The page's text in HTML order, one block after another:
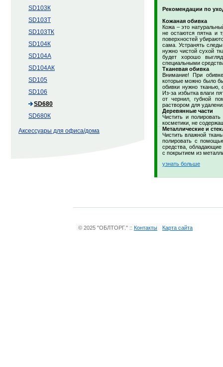
SD103К
SD103Т
SD103ТК
SD104К
SD104А
SD104АК
SD105
SD106
SD680
SD680К
Аксессуары для офиса/дома
Рекомендации по
Кожаная обивка
Кожа – это
не остаются пятна и
поверхностей
сама. Устранять
нужно чистой сухой
будет хорошо
специальными
Тканевая обивка
Внимание! При
которые можно было
обивки нужно тканью,
Из-за избытка влаги
от чернил, губной
раствором для
Деревянные части
Чистить и
косметики, не
Металлические и
Чистить влажной
полировать с
средства, обладающие
с покрытием из
узнать больше
© 2025 "ОБЛТОРГ." :: Контакты Карта сайта